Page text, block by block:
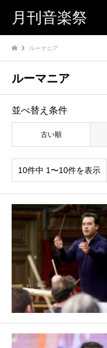
月刊音楽祭
ルーマニア
ルーマニア
並べ替え条件
古い順
10件中 1〜10件を表示